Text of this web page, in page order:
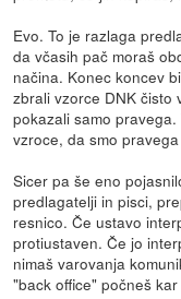
Evo. To je razlaga
da včasih pač moraš
načina. Konec koncev
zbrali vzorce DNK čisto
pokazali samo
vzroce, da smo
Sicer pa še eno
predlagatelji in pisci,
resnico. Če ustavo
protiustaven. Če jo
nimaš varovanja
"back office" počneš